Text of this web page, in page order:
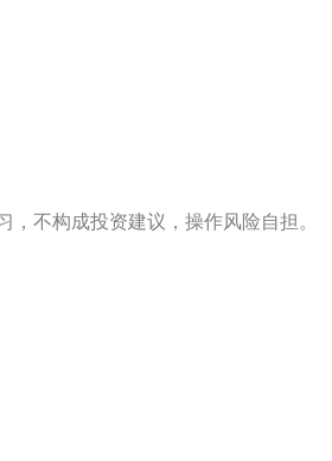
，不构成投资建议，操作风险自担。